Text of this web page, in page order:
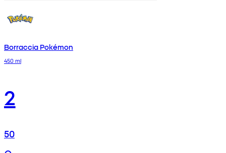
Borraccia Pokémon
450 ml
2
50